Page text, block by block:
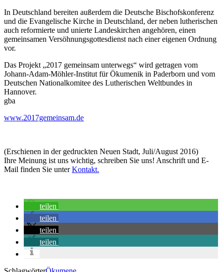
In Deutschland bereiten außerdem die Deutsche Bischofskonferenz
und die Evangelische Kirche in Deutschland, der neben lutherischen
auch reformierte und unierte Landeskirchen angehören, einen
gemeinsamen Versöhnungsgottesdienst nach einer eigenen Ordnung
vor.
Das Projekt „2017 gemeinsam unterwegs“ wird getragen vom
Johann-Adam-Möhler-Institut für Ökumenik in Paderborn und vom
Deutschen Nationalkomitee des Lutherischen Weltbundes in
Hannover.
gba
www.2017gemeinsam.de
(Erschienen in der gedruckten Neuen Stadt, Juli/August 2016)
Ihre Meinung ist uns wichtig, schreiben Sie uns! Anschrift und E-
Mail finden Sie unterKontakt.
teilen
teilen
teilen
teilen